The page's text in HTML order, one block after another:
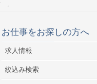
お仕事をお探しの方へ
求人情報
絞込み検索